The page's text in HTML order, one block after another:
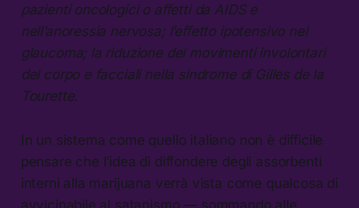
pazienti oncologici o affetti da AIDS e
nell’anoressia nervosa; l’effetto ipotensivo nel
glaucoma; la riduzione dei movimenti involontari
del corpo e facciali nella sindrome di Gilles de la
Tourette.
In un sistema come quello italiano non è difficile
pensare che l’idea di diffondere degli assorbenti
interni alla marijuana verrà vista come qualcosa di
avvicinabile al satanismo — sommando alle